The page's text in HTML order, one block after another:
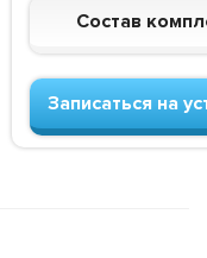
Состав
Записаться на